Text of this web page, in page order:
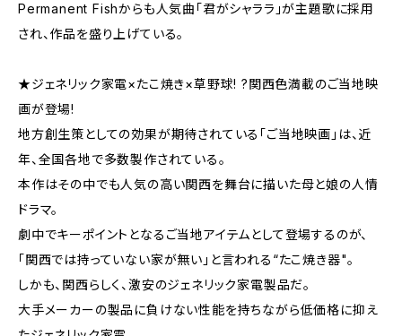
Permanent Fishからも人気曲「君がシャララ」が主題歌に採用
され、作品を盛り上げている。
★ジェネリック家電×たこ焼き×草野球! ?関西色満載のご当地映
画が登場!
地方創生策としての効果が期待されている「ご当地映画」は、近
年、全国各地で多数製作されている。
本作はその中でも人気の高い関西を舞台に描いた母と娘の人情
ドラマ。
劇中でキーポイントとなるご当地アイテムとして登場するのが、
「関西では持っていない家が無い」と言われる“たこ焼き器"。
しかも、関西らしく、激安のジェネリック家電製品だ。
大手メーカーの製品に負けない性能を持ちながら低価格に抑え